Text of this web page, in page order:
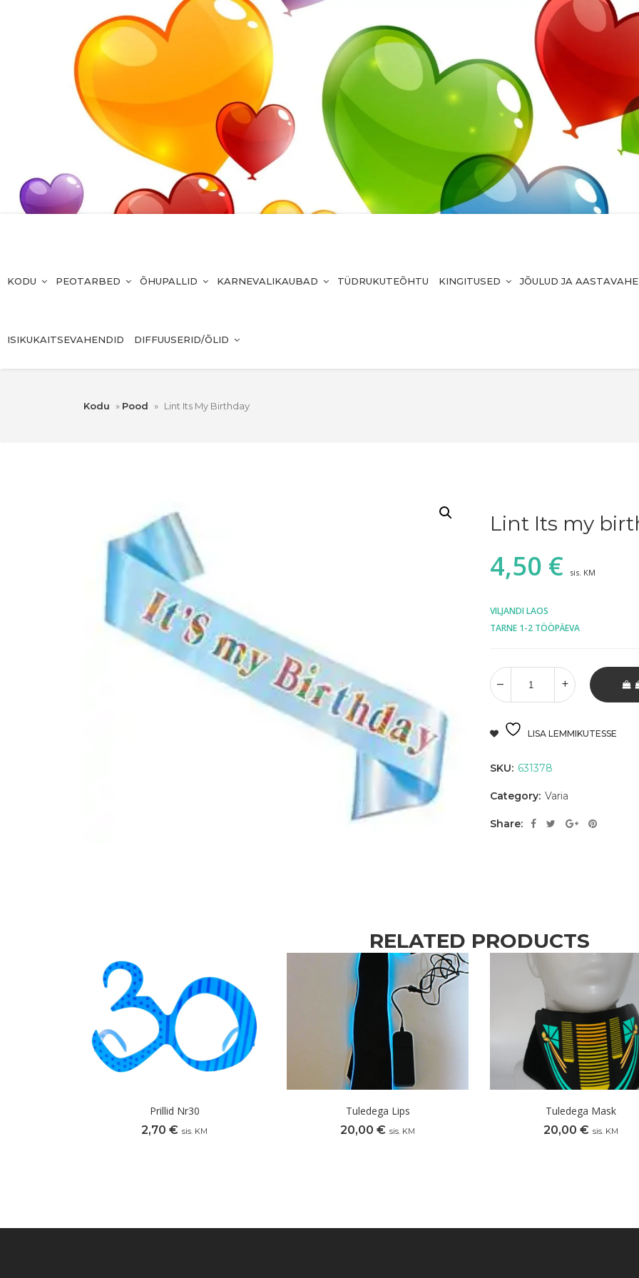
KODU PEOTARBED ÕHUPALLID KARNEVALIKAUBAD TÜDRUKUTEÕHTU KINGITUSED JÕULUD JA
ISIKUKAITSEVAHENDID DIFFUUSERID/ÕLID
Kodu » Pood » Lint Its My Birthday
Lint Its my
4,50 € sis. KM
VILJANDI LAOS
TARNE 1-2 TÖÖPÄEVA
LISA LEMMIKUTESSE
SKU: 631378
Category: Varia
Share:
RELATED PRODUCTS
Prillid Nr30
2,70 € sis. KM
Tuledega Lips
20,00 € sis. KM
Tuledega Mask
20,00 € sis. KM